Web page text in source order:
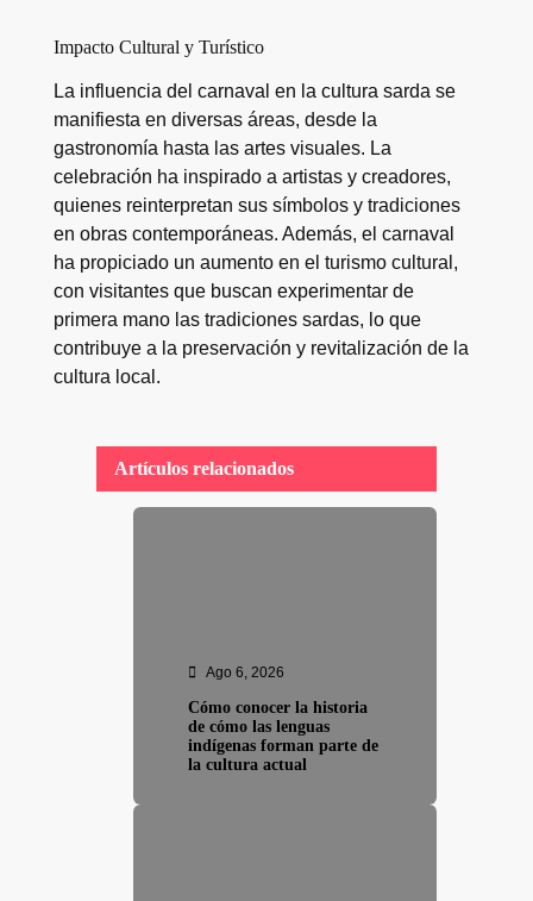
Impacto Cultural y Turístico
La influencia del carnaval en la cultura sarda se
manifiesta en diversas áreas, desde la
gastronomía hasta las artes visuales. La
celebración ha inspirado a artistas y creadores,
quienes reinterpretan sus símbolos y tradiciones
en obras contemporáneas. Además, el carnaval
ha propiciado un aumento en el turismo cultural,
con visitantes que buscan experimentar de
primera mano las tradiciones sardas, lo que
contribuye a la preservación y revitalización de la
cultura local.
Artículos relacionados
Ago 6, 2026
Cómo conocer la historia
de cómo las lenguas
indígenas forman parte de
la cultura actual